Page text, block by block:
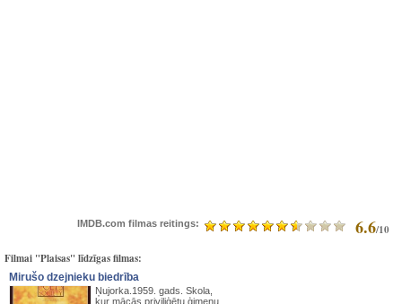
IMDB.com filmas reitings: 6.6/10
Filmai "Plaisas" līdzīgas filmas:
Mirušo dzejnieku biedrība
Ņujorka.1959. gads. Skola,
kur mācās priviliģētu ģimeņu